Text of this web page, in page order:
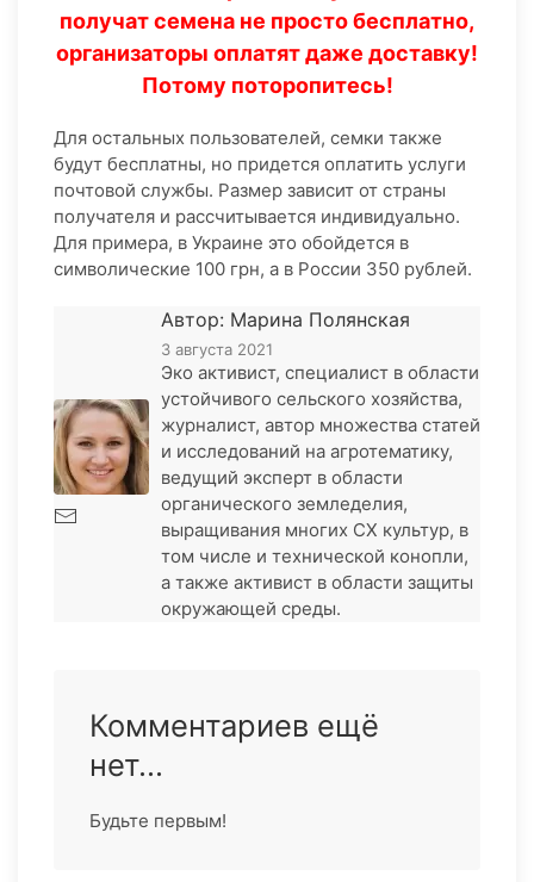
получат семена не просто бесплатно,
организаторы оплатят даже доставку!
Потому поторопитесь!
Для остальных пользователей, семки также
будут бесплатны, но придется оплатить услуги
почтовой службы. Размер зависит от страны
получателя и рассчитывается индивидуально.
Для примера, в Украине это обойдется в
символические 100 грн, а в России 350 рублей.
Автор: Марина Полянская
3 августа 2021
Эко активист, специалист в области
устойчивого сельского хозяйства,
журналист, автор множества статей
и исследований на агротематику,
ведущий эксперт в области
органического земледелия,
выращивания многих СХ культур, в
том числе и технической конопли,
а также активист в области защиты
окружающей среды.
Комментариев ещё
нет...
Будьте первым!